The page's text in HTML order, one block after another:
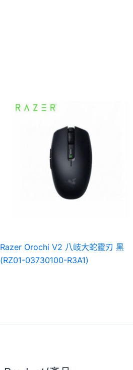
Razer Orochi V2 八岐大蛇靈刃 黑
(RZ01-03730100-R3A1)